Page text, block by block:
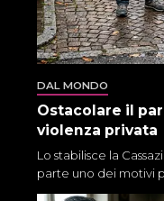
DAL MONDO
Ostacolare il
violenza privata
Lo stabilisce la
parte uno dei motivi